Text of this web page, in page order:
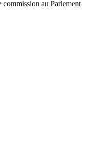
commission au Parlement